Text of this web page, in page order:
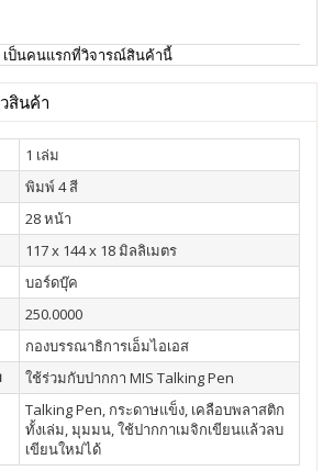
เป็นคนแรกที่วิจารณ์สินค้านี้
สินค้า
1 เล่ม
พิมพ์ 4 สี
28 หน้า
117 x 144 x 18 มิลลิเมตร
บอร์ดบุ๊ค
250.0000
กองบรรณาธิการเอ็มไอเอส
ใช้ร่วมกับปากกา MIS Talking Pen
Talking Pen, กระดาษแข็ง, เคลือบพลาสติก
ทั้งเล่ม, มุมมน, ใช้ปากกาเมจิกเขียนแล้วลบ
เขียนใหม่ได้